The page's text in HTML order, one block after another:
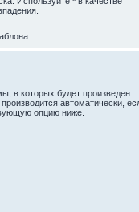
в которых будет произведен
автоматически,
опцию ниже.